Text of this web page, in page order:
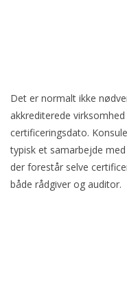
Det er normalt ikke
akkrediterede
certificeringsdato.
typisk et samarbejde
der forestår selve
både rådgiver og auditor.